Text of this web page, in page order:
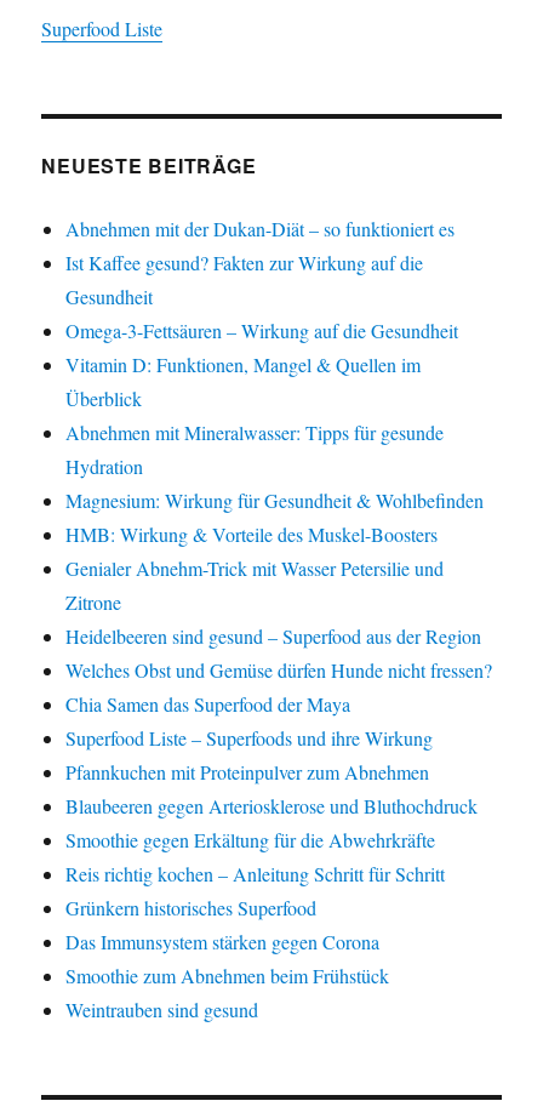
Superfood Liste
NEUESTE BEITRÄGE
Abnehmen mit der Dukan-Diät – so funktioniert es
Ist Kaffee gesund? Fakten zur Wirkung auf die
Gesundheit
Omega-3-Fettsäuren – Wirkung auf die Gesundheit
Vitamin D: Funktionen, Mangel & Quellen im
Überblick
Abnehmen mit Mineralwasser: Tipps für gesunde
Hydration
Magnesium: Wirkung für Gesundheit & Wohlbefinden
HMB: Wirkung & Vorteile des Muskel-Boosters
Genialer Abnehm-Trick mit Wasser Petersilie und
Zitrone
Heidelbeeren sind gesund – Superfood aus der Region
Welches Obst und Gemüse dürfen Hunde nicht fressen?
Chia Samen das Superfood der Maya
Superfood Liste – Superfoods und ihre Wirkung
Pfannkuchen mit Proteinpulver zum Abnehmen
Blaubeeren gegen Arteriosklerose und Bluthochdruck
Smoothie gegen Erkältung für die Abwehrkräfte
Reis richtig kochen – Anleitung Schritt für Schritt
Grünkern historisches Superfood
Das Immunsystem stärken gegen Corona
Smoothie zum Abnehmen beim Frühstück
Weintrauben sind gesund